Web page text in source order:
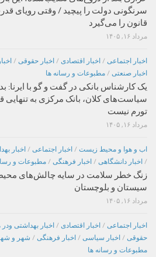
سرنگونی دولت را پیچید / وقتی رویای
قانون را می‌گیرد
مرداد ۱۶, ۱۴۰۵
اخبار اجتماعی / اخبار اقتصادی / اخبار حقوقی /
اخبار صنعتی / مطبوعات و رسانه ها
یک کارشناس بانکی در گفت و گو با ایرنا:
سیاست‌های کلان، بانک مرکزی به تنهایی
تورم نیست
مرداد ۱۶, ۱۴۰۵
اب و هوا و محیط زیست / اخبار اجتماعی / اخبار
/ اخبار دانشگاهی / اخبار فرهنگی / مطبوعات و
زنگ خطر سلامت در سایه چالش‌های
سیستان و بلوچستان
مرداد ۱۶, ۱۴۰۵
اخبار اجتماعی / اخبار اقتصادی / اخبار بهداشتی ودر
حقوقی / اخبار سیاسی / اخبار فرهنگی / شهر و
مطبوعات و رسانه ها